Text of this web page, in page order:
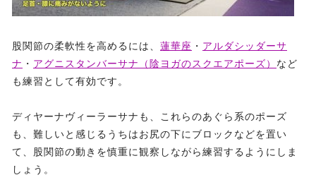
股関節の柔軟性を高めるには、 蓮華座 ・ アルダシッダーサ
ナ ・ アグニスタンバーサナ（陰ヨガのスクエアポーズ） など
も練習として有効です。
ディヤーナヴィーラーサナも、これらのあぐら系のポーズ
も、難しいと感じるうちはお尻の下にブロックなどを置い
て、股関節の動きを慎重に観察しながら練習するようにしま
しょう。